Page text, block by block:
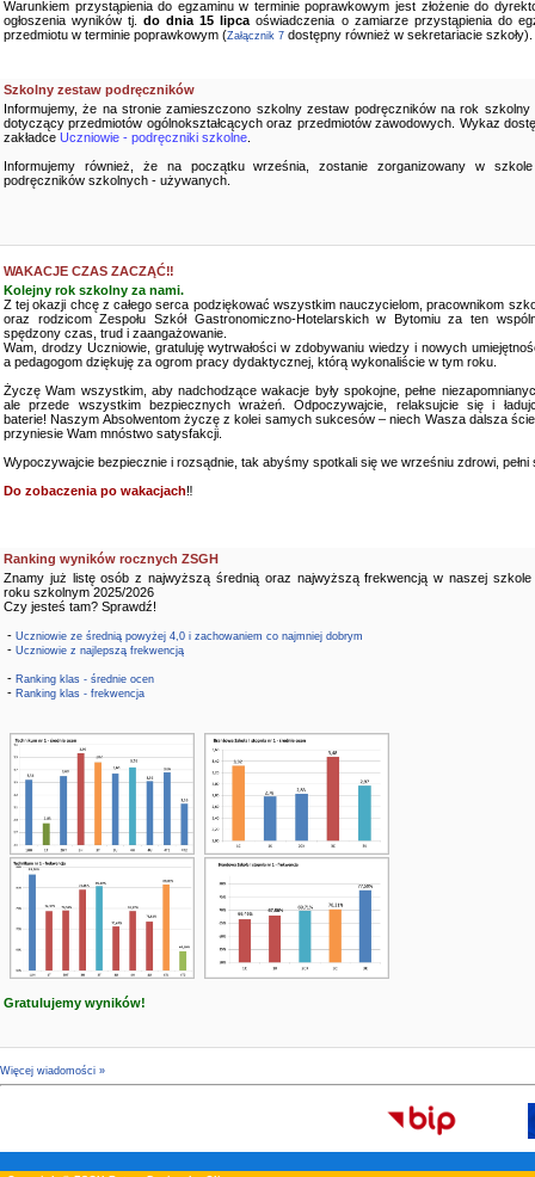
Warunkiem przystąpienia do egzaminu w terminie poprawkowym jest złożenie do
ogłoszenia wyników tj.do dnia 15 lipca oświadczenia o zamiarze przystąpienia do
przedmiotu w terminie poprawkowym (Załącznik 7 dostępny również w sekretariacie szkoły).
Szkolny zestaw podręczników
Informujemy, że na stronie zamieszczono szkolny zestaw podręczników na rok szkolny
dotyczący przedmiotów ogólnokształcących oraz przedmiotów zawodowych. Wykaz
zakładce Uczniowie - podręczniki szkolne
Informujemy również, że na początku września, zostanie zorganizowany w
podręczników szkolnych - używanych.
WAKACJE CZAS ZACZĄĆ‼️
Kolejny rok szkolny za nami.
Z tej okazji chcę z całego serca podziękować wszystkim nauczycielom, pracownikom
oraz rodzicom Zespołu Szkół Gastronomiczno-Hotelarskich w Bytomiu za ten
spędzony czas, trud i zaangażowanie.
Wam, drodzy Uczniowie, gratuluję wytrwałości w zdobywaniu wiedzy i nowych
a pedagogom dziękuję za ogrom pracy dydaktycznej, którą wykonaliście w tym roku.
Życzę Wam wszystkim, aby nadchodzące wakacje były spokojne, pełne
ale przede wszystkim bezpiecznych wrażeń. Odpoczywajcie, relaksujcie się i
baterie! Naszym Absolwentom życzę z kolei samych sukcesów – niech Wasza dalsza
przyniesie Wam mnóstwo satysfakcji.
Wypoczywajcie bezpiecznie i rozsądnie, tak abyśmy spotkali się we wrześniu zdrowi, pełni
Do zobaczenia po wakacjach‼️
Ranking wyników rocznych ZSGH
Znamy już listę osób z najwyższą średnią oraz najwyższą frekwencją w naszej szkole
roku szkolnym 2025/2026
Czy jesteś tam? Sprawdź!
- Uczniowie ze średnią powyżej 4,0 i zachowaniem co najmniej dobrym
- Uczniowie z najlepszą frekwencją
- Ranking klas - średnie ocen
- Ranking klas - frekwencja
Gratulujemy wyników!
Więcej wiadomości »